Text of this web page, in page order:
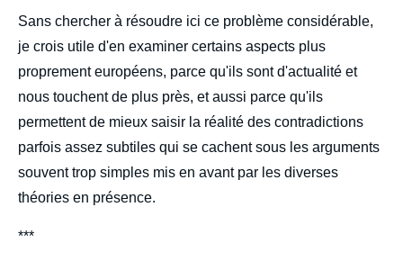
Sans chercher à résoudre ici ce problème considérable,
je crois utile d'en examiner certains aspects plus
proprement européens, parce qu'ils sont d'actualité et
nous touchent de plus près, et aussi parce qu'ils
permettent de mieux saisir la réalité des contradictions
parfois assez subtiles qui se cachent sous les arguments
souvent trop simples mis en avant par les diverses
théories en présence.
***